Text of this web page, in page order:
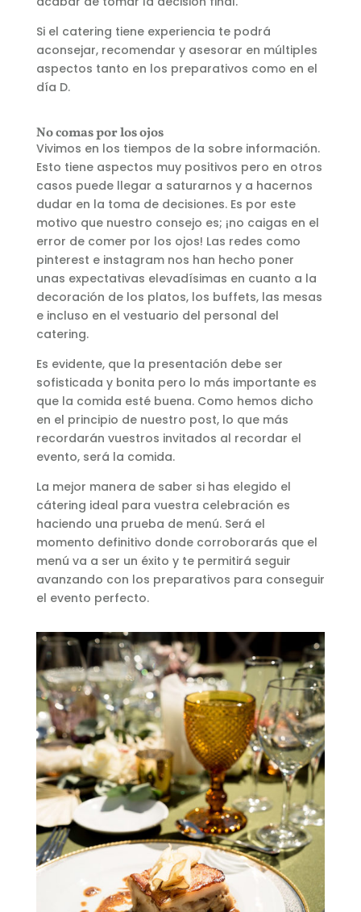
Si el catering tiene experiencia te podrá
aconsejar, recomendar y asesorar en múltiples
aspectos tanto en los preparativos como en el
día D.
No comas por los ojos
Vivimos en los tiempos de la sobre información.
Esto tiene aspectos muy positivos pero en otros
casos puede llegar a saturarnos y a hacernos
dudar en la toma de decisiones. Es por este
motivo que nuestro consejo es; ¡no caigas en el
error de comer por los ojos! Las redes como
pinterest e instagram nos han hecho poner
unas expectativas elevadísimas en cuanto a la
decoración de los platos, los buffets, las mesas
e incluso en el vestuario del personal del
catering.
Es evidente, que la presentación debe ser
sofisticada y bonita pero lo más importante es
que la comida esté buena. Como hemos dicho
en el principio de nuestro post, lo que más
recordarán vuestros invitados al recordar el
evento, será la comida.
La mejor manera de saber si has elegido el
cátering ideal para vuestra celebración es
haciendo una prueba de menú. Será el
momento definitivo donde corroborarás que el
menú va a ser un éxito y te permitirá seguir
avanzando con los preparativos para conseguir
el evento perfecto.